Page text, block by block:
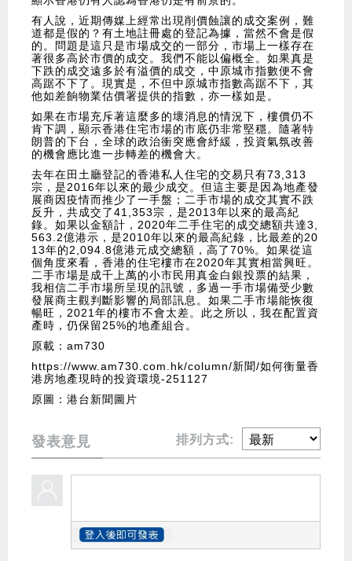
有人說，近期傳媒上經常出現削價蝕讓的成交案例，難
道都是假的？有土地註冊處的登記為據，當然不會是假
的。問題是這只是市場成交的一部分，市場上一樣存在
著很多高於市價的成交。我們不能以偏概全。如果真是
下跌的成交遠多於有溢價的成交，中原城市指數便不會
高踞不下了。現實是，不但中原城市指數高踞不下，其
他如差餉物業估價署提供的指數，亦一樣如是。
如果在市場充斥著這麼多的壞消息的情況下，樓價仍不
肯下調，顯示香港住宅市場的市底仍非常堅穩。隨著特
朗普的下台，全球的政治衝突應會紓緩，投資氣氛改善
的機會應比進一步轉差的機會大。
去年在田土廳登記的香港私人住宅的交易只有73,313
宗，是2016年以來的最少成交。但這主要是因為地產發
展商因疫情而推少了一手盤；二手市場的成交其實不跌
反升，共成交了41,353宗，是2013年以來的最高紀
錄。如果以金額計，2020年二手住宅的成交總額共達3,
563.2億港示，是2010年以來的最高紀錄，比最差的20
13年的2,094.8億港元成交總額，高了70%。如果從這
個角度來看，香港的住宅樓市在2020年其實相當興旺。
二手市場是成千上萬的小市民用真金白銀投票的結果，
我相信二手市場所呈現的訊號，多過一手市場備受少數
發展商主觀判斷影響的局部訊息。如果二手市場能恢復
暢旺，2021年的樓市不會太差。此之所以，我在配置資
產時，仍保留25%的地產組合。
原載：am730
https://www.am730.com.hk/column/新聞/如何衡量香
港房地產現時的投資環境-251127
原圖：港台新聞圖片
發表意見 排列方式: